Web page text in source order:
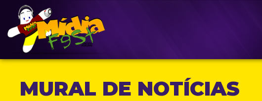
MURAL DE NOTÍCIAS